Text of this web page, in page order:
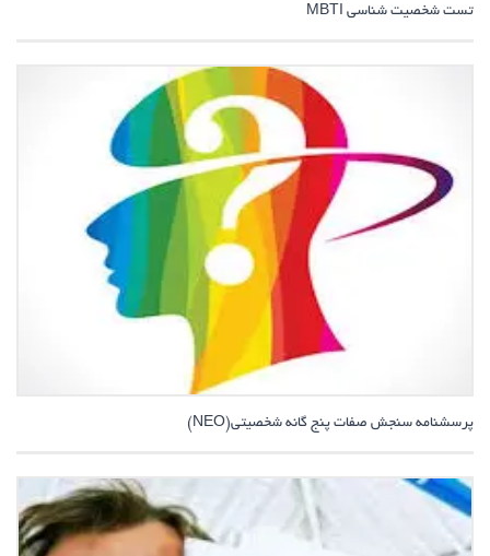
تست شخصیت شناسی MBTI
پرسشنامه سنجش صفات پنج گانه شخصیتی(NEO)